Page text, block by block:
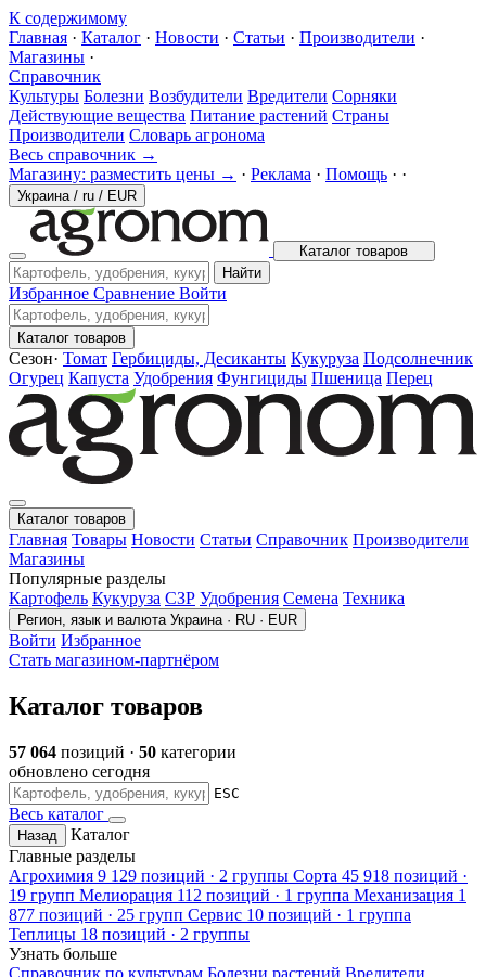
К содержимому
Главная · Каталог · Новости · Статьи · Производители ·
Магазины ·
Справочник
Культуры Болезни Возбудители Вредители Сорняки
Действующие вещества Питание растений Страны
Производители Словарь агронома
Весь справочник →
Магазину: разместить цены → · Реклама · Помощь · ·
Украина / ru / EUR
Каталог товаров
Найти
Избранное Сравнение Войти
Каталог товаров
Сезон· Томат Гербициды, Десиканты Кукуруза Подсолнечник
Огурец Капуста Удобрения Фунгициды Пшеница Перец
Каталог товаров
Главная Товары Новости Статьи Справочник Производители
Магазины
Популярные разделы
Картофель Кукуруза СЗР Удобрения Семена Техника
Регион, язык и валюта Украина · RU · EUR
Войти Избранное
Стать магазином-партнёром
Каталог товаров
57 064 позиций · 50 категории
обновлено сегодня
ESC
Весь каталог
Назад
Каталог
Главные разделы
Агрохимия 9 129 позиций · 2 группы Сорта 45 918 позиций ·
19 групп Мелиорация 112 позиций · 1 группа Механизация 1
877 позиций · 25 групп Сервис 10 позиций · 1 группа
Теплицы 18 позиций · 2 группы
Узнать больше
Справочник по культурам Болезни растений Вредители